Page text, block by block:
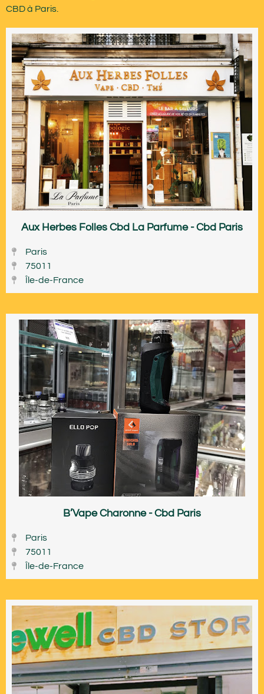
CBD à Paris.
Aux Herbes Folles Cbd La Parfume - Cbd Paris
Paris
75011
Île-de-France
B’Vape Charonne - Cbd Paris
Paris
75011
Île-de-France